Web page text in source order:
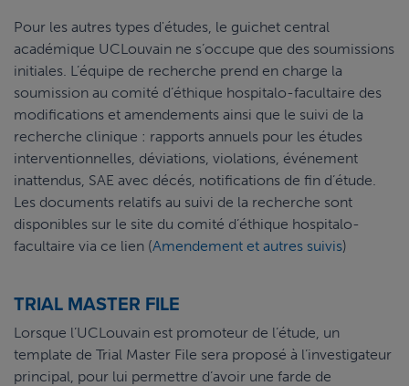
Pour les autres types d'études, le guichet central
académique UCLouvain ne s’occupe que des soumissions
initiales. L’équipe de recherche prend en charge la
soumission au comité d’éthique hospitalo-facultaire des
modifications et amendements ainsi que le suivi de la
recherche clinique : rapports annuels pour les études
interventionnelles, déviations, violations, événement
inattendus, SAE avec décés, notifications de fin d’étude.
Les documents relatifs au suivi de la recherche sont
disponibles sur le site du comité d’éthique hospitalo-
facultaire via ce lien (Amendement et autres suivis)
TRIAL MASTER FILE
Lorsque l’UCLouvain est promoteur de l’étude, un
template de Trial Master File sera proposé à l’investigateur
principal, pour lui permettre d’avoir une farde de